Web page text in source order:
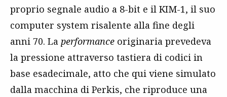
proprio segnale audio a 8-bit e il KIM-1, il suo
computer system risalente alla fine degli
anni 70. La performance originaria prevedeva
la pressione attraverso tastiera di codici in
base esadecimale, atto che qui viene simulato
dalla macchina di Perkis, che riproduce una